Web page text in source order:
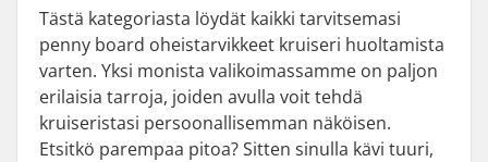
Tästä kategoriasta löydät kaikki tarvitsemasi
penny board oheistarvikkeet kruiseri huoltamista
varten. Yksi monista valikoimassamme on paljon
erilaisia tarroja, joiden avulla voit tehdä
kruiseristasi persoonallisemman näköisen.
Etsitkö parempaa pitoa? Sitten sinulla kävi tuuri,